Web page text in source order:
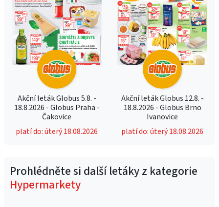
Akční leták Globus 5.8. -
18.8.2026 - Globus Praha -
Čakovice
platí do: úterý 18.08.2026
Akční leták Globus 12.8. -
18.8.2026 - Globus Brno
Ivanovice
platí do: úterý 18.08.2026
Prohlédněte si další letáky z kategorie
Hypermarkety